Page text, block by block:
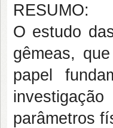
RESUMO:
O estudo
gêmeas,
papel
parâmetros